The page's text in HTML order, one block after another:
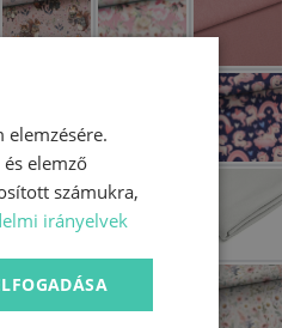
elemzésére.
elemző
számukra,
irányelvek